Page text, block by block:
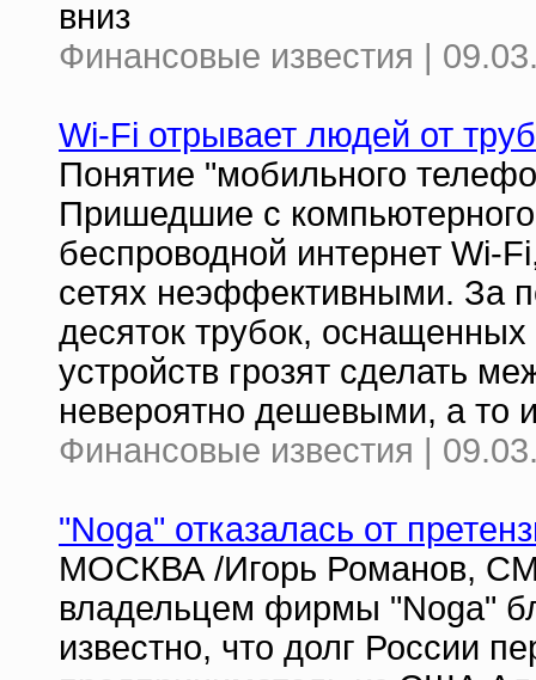
вниз
Финансовые известия |
Wi-Fi отрывает людей от
Понятие "мобильного
Пришедшие с компьютерного
беспроводной интернет Wi-
сетях неэффективными. За
десяток трубок,
устройств грозят сделать
невероятно дешевыми, а то
Финансовые известия |
"Noga" отказалась от
МОСКВА /Игорь Романов,
владельцем фирмы "Noga"
известно, что долг России